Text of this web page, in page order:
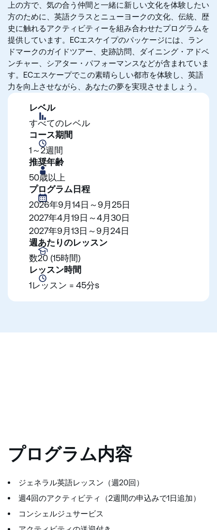
上の方で、気の合う仲間と一緒に新しい文化を体験したい
方のために、英語クラスとニューヨークの文化、伝統、歴
史に触れるアクティビティーを組み合わせたプログラムを
提供しています。ECエスケイプのパッケージには、ラン
ドマークのガイドツアー、史跡訪問、ダイニング・アドベ
ンチャー、シアター・パフォーマンスなどが含まれていま
す。ECエスケープでこの素晴らしい都市を体験し、英語
力を向上させながら、あなたの夢を実現させましょう。
レベル
すべてのレベル
コース期間
1～2週間
推奨年齢
50歳以上
プログラム日程
2026年9月14日～9月25日
2027年4月19日～4月30日
2027年9月13日～9月24日
週あたりのレッスン
数20 (15時間)
レッスン時間
1レッスン = 45分s
プログラム内容
ジェネラル英語レッスン（週20回）
週4回のアクティビティ（2週間の申込みで1日追加）
コンシェルジュサービス